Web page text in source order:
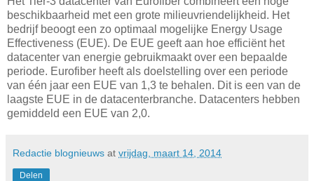
beschikbaarheid met een grote milieuvriendelijkheid. Het
bedrijf beoogt een zo optimaal mogelijke Energy Usage
Effectiveness (EUE). De EUE geeft aan hoe efficiënt het
datacenter van energie gebruikmaakt over een bepaalde
periode. Eurofiber heeft als doelstelling over een periode
van één jaar een EUE van 1,3 te behalen. Dit is een van de
laagste EUE in de datacenterbranche. Datacenters hebben
gemiddeld een EUE van 2,0.
Redactie blognieuws at vrijdag, maart 14, 2014
Delen